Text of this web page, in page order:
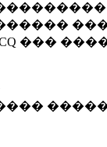
���